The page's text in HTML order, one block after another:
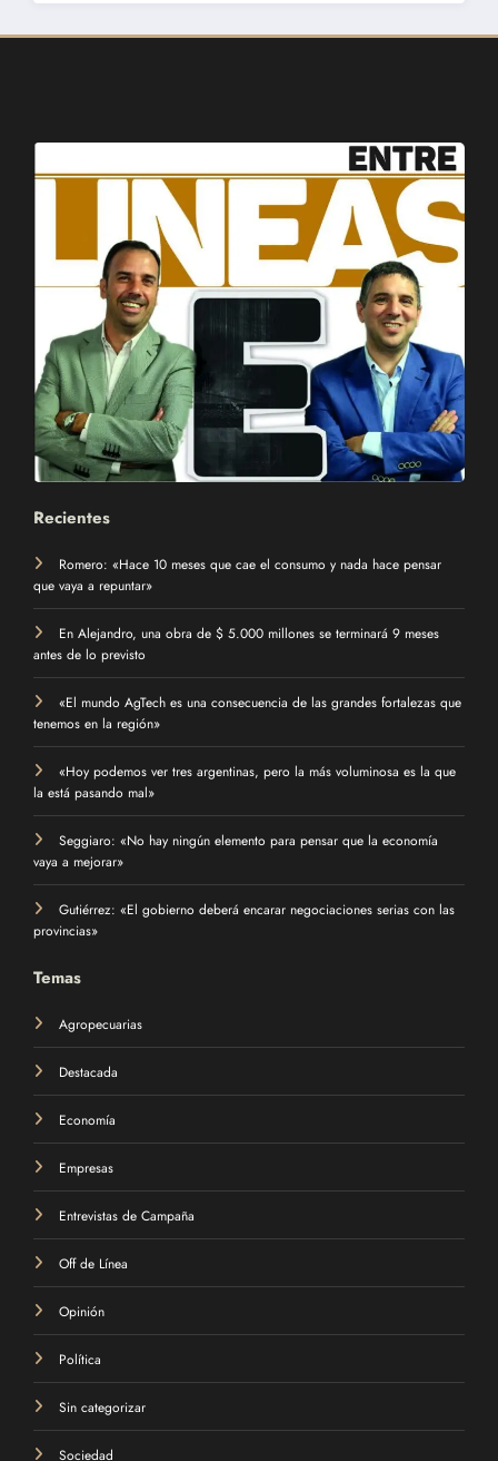
Recientes
Romero: «Hace 10 meses que cae el consumo y nada hace pensar
que vaya a repuntar»
En Alejandro, una obra de $ 5.000 millones se terminará 9 meses
antes de lo previsto
«El mundo AgTech es una consecuencia de las grandes fortalezas que
tenemos en la región»
«Hoy podemos ver tres argentinas, pero la más voluminosa es la que
la está pasando mal»
Seggiaro: «No hay ningún elemento para pensar que la economía
vaya a mejorar»
Gutiérrez: «El gobierno deberá encarar negociaciones serias con las
provincias»
Temas
Agropecuarias
Destacada
Economía
Empresas
Entrevistas de Campaña
Off de Línea
Opinión
Política
Sin categorizar
Sociedad